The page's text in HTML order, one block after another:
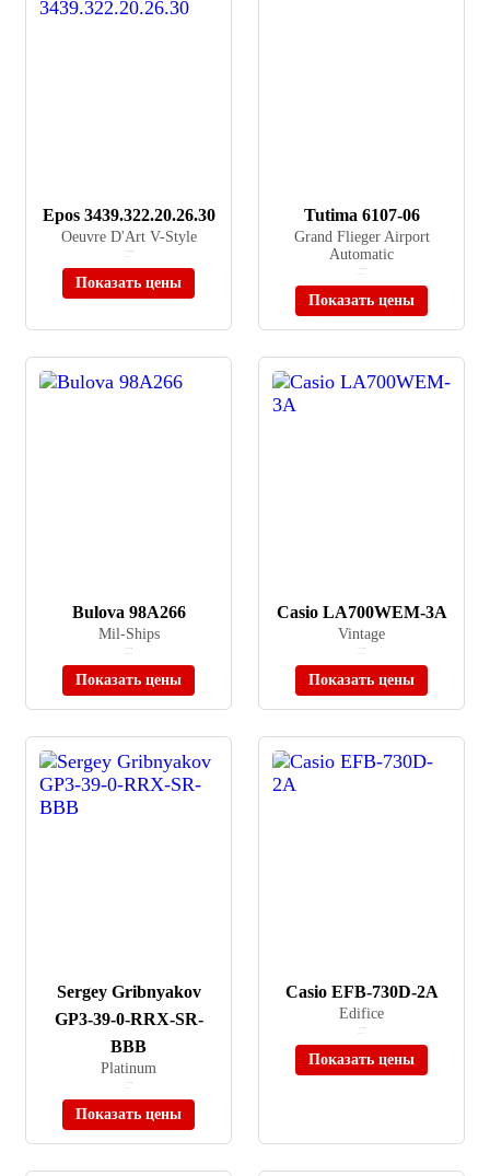
Epos 3439.322.20.26.30
Oeuvre D'Art V-Style
Показать цены
Tutima 6107-06
Grand Flieger Airport
Automatic
Показать цены
Bulova 98A266
Mil-Ships
Показать цены
Casio LA700WEM-3A
Vintage
Показать цены
Sergey Gribnyakov
GP3-39-0-RRX-SR-
BBB
Platinum
Показать цены
Casio EFB-730D-2A
Edifice
Показать цены